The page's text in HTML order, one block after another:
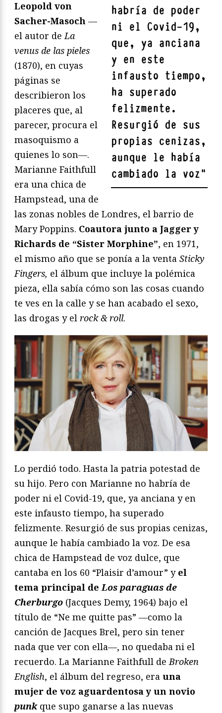
habría de poder
ni el Covid-19,
que, ya anciana
y en este
infausto tiempo,
ha superado
felizmente.
Resurgió de sus
propias cenizas,
aunque le había
cambiado la voz"
Leopold von
Sacher-Masoch —
el autor deLa
venus de las pieles
(1870), en cuyas
páginas se
describieron los
placeres que, al
parecer, procura el
masoquismo a
quienes lo son—.
Marianne Faithfull
era una chica de
Hampstead, una de
las zonas nobles de Londres, el barrio de
Mary Poppins. Coautora junto a Jagger y
Richards de “Sister Morphine”, en 1971,
el mismo año que se ponía a la venta Sticky
Fingers, el álbum que incluye la polémica
pieza, ella sabía cómo son las cosas cuando
te ves en la calle y se han acabado el sexo,
las drogas y el rock & roll.
Lo perdió todo. Hasta la patria potestad de
su hijo. Pero con Marianne no habría de
poder ni el Covid-19, que, ya anciana y en
este infausto tiempo, ha superado
felizmente. Resurgió de sus propias cenizas,
aunque le había cambiado la voz. De esa
chica de Hampstead de voz dulce, que
cantaba en los 60 “Plaisir d’amour” y el
tema principal deLos paraguas de
Cherburgo (Jacques Demy, 1964) bajo el
título de “Ne me quitte pas” —como la
canción de Jacques Brel, pero sin tener
nada que ver con ella—, no quedaba ni el
recuerdo. La Marianne Faithfull deBroken
English, el álbum del regreso, era una
mujer de voz aguardentosa y un novio
punk que supo ganarse a las nuevas